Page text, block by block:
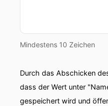
Mindestens 10 Zeichen
Durch das Abschicken
dass der Wert unter
gespeichert wird und